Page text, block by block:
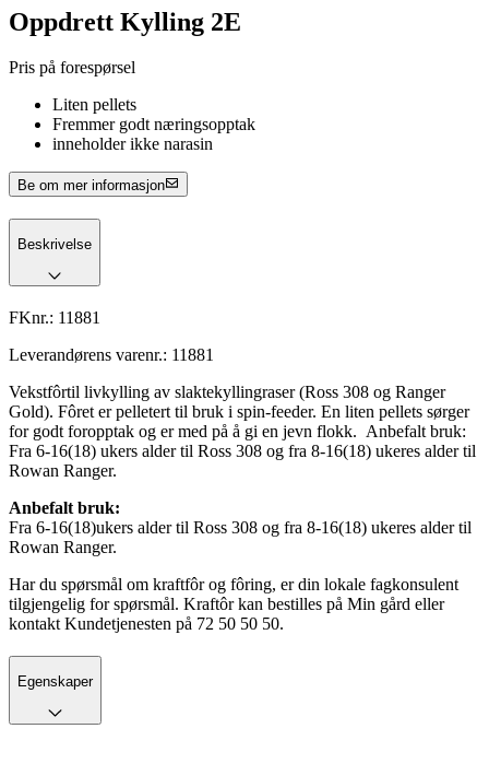
Oppdrett Kylling 2E
Pris på forespørsel
Liten pellets
Fremmer godt næringsopptak
inneholder ikke narasin
Be om mer informasjon
Beskrivelse
FKnr.: 11881
Leverandørens varenr.: 11881
Vekstfôrtil livkylling av slaktekyllingraser (Ross 308 og Ranger
Gold). Fôret er pelletert til bruk i spin-feeder. En liten pellets sørger
for godt foropptak og er med på å gi en jevn flokk. Anbefalt bruk:
Fra 6-16(18) ukers alder til Ross 308 og fra 8-16(18) ukeres alder til
Rowan Ranger.
Anbefalt bruk:
Fra 6-16(18)ukers alder til Ross 308 og fra 8-16(18) ukeres alder til
Rowan Ranger.
Har du spørsmål om kraftfôr og fôring, er din lokale fagkonsulent
tilgjengelig for spørsmål. Kraftôr kan bestilles på Min gård eller
kontakt Kundetjenesten på 72 50 50 50.
Egenskaper